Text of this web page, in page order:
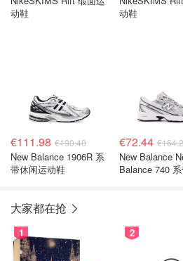
动鞋
动鞋
€111.98 €190.40
New Balance 1906R 系
带休闲运动鞋
€72.44
New Balance
Balance 740
大家都在抢
1 2